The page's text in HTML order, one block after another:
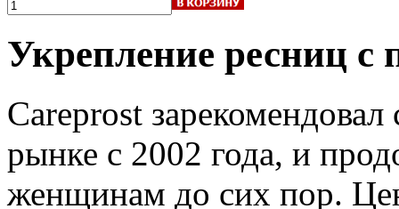
Укрепление ресниц
Careprost
рынке с 2002 года, и
женщинам до сих пор.